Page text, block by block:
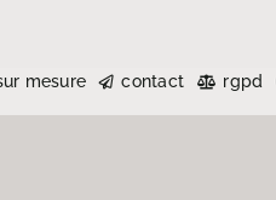
mesure contact rgpd